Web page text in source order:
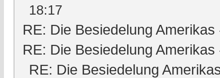
18:17
RE: Die Besiedelung Amerikas
RE: Die Besiedelung Amerikas
RE: Die Besiedelung